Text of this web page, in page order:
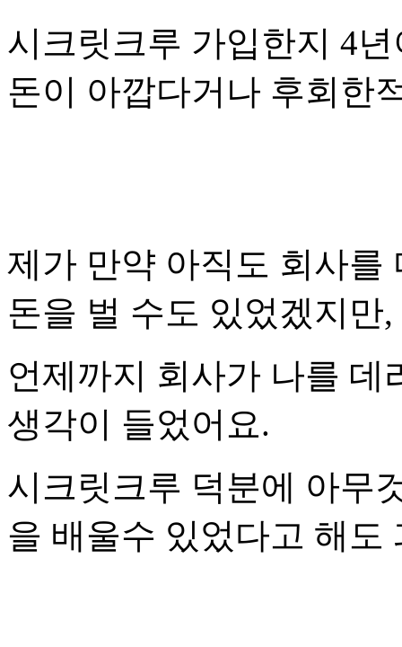
시크릿크루 가입한지 4
돈이 아깝다거나 후회한
제가 만약 아직도 회사를
돈을 벌 수도 있었겠지만,
언제까지 회사가 나를 데
생각이 들었어요.
시크릿크루 덕분에 아무
을 배울수 있었다고 해